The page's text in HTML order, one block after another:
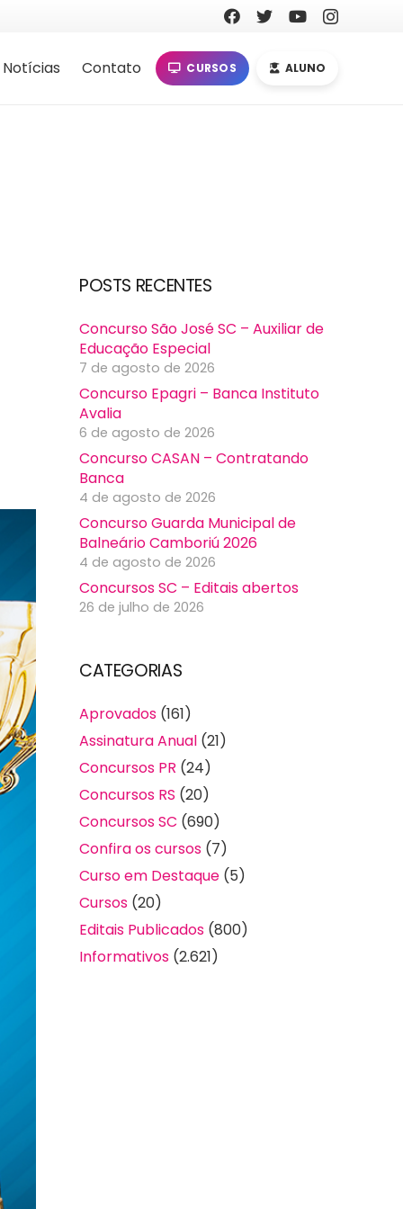
Notícias Contato CURSOS ALUNO
POSTS RECENTES
Concurso São José SC – Auxiliar de
Educação Especial
7 de agosto de 2026
Concurso Epagri – Banca Instituto
Avalia
6 de agosto de 2026
Concurso CASAN – Contratando
Banca
4 de agosto de 2026
Concurso Guarda Municipal de
Balneário Camboriú 2026
4 de agosto de 2026
Concursos SC – Editais abertos
26 de julho de 2026
CATEGORIAS
Aprovados (161)
Assinatura Anual (21)
Concursos PR (24)
Concursos RS (20)
Concursos SC (690)
Confira os cursos (7)
Curso em Destaque (5)
Cursos (20)
Editais Publicados (800)
Informativos (2.621)